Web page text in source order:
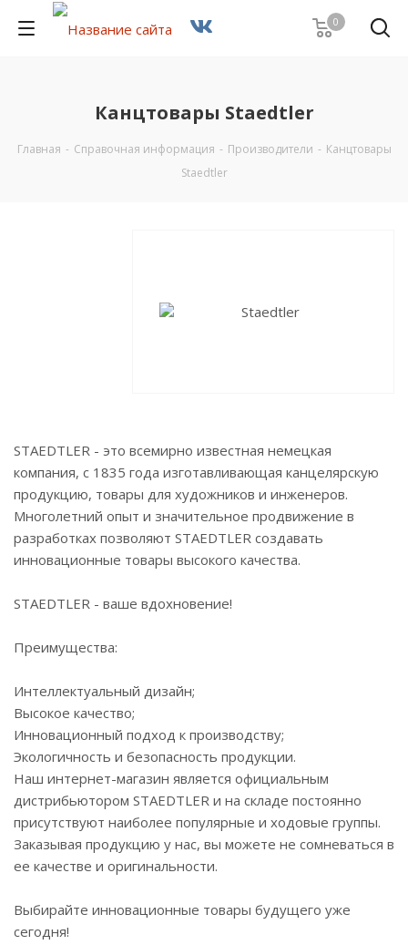
0
Канцтовары Staedtler
Главная - Справочная информация - Производители - Канцтовары
Staedtler
STAEDTLER - это всемирно известная немецкая
компания, с 1835 года изготавливающая канцелярскую
продукцию, товары для художников и инженеров.
Многолетний опыт и значительное продвижение в
разработках позволяют STAEDTLER создавать
инновационные товары высокого качества.
STAEDTLER - ваше вдохновение!
Преимущества:
Интеллектуальный дизайн;
Высокое качество;
Инновационный подход к производству;
Экологичность и безопасность продукции.
Наш интернет-магазин является официальным
дистрибьютором STAEDTLER и на складе постоянно
присутствуют наиболее популярные и ходовые группы.
Заказывая продукцию у нас, вы можете не сомневаться в
ее качестве и оригинальности.
Выбирайте инновационные товары будущего уже
сегодня!